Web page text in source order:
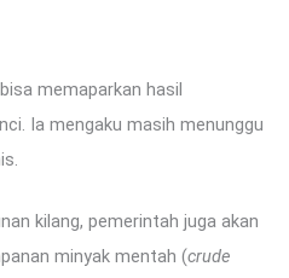
memaparkan hasil
Ia mengaku masih menunggu
kilang, pemerintah juga akan
minyak mentah (crude